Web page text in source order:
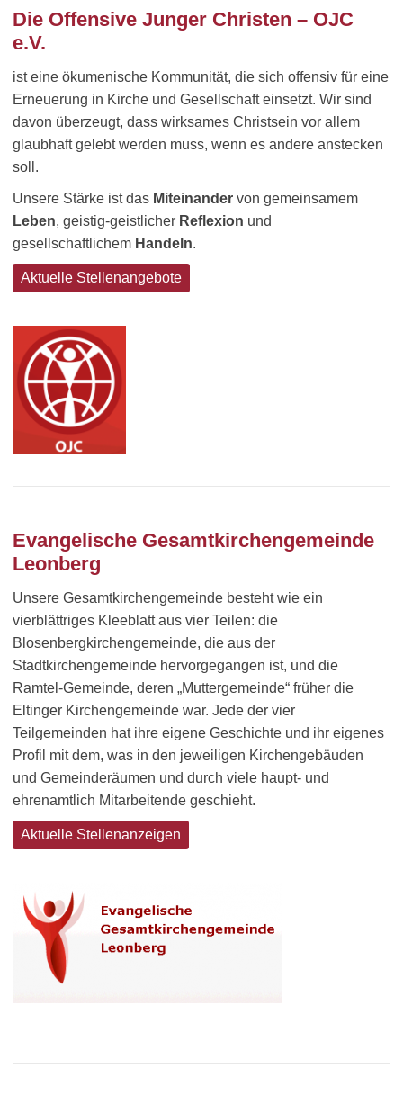
Die Offensive Junger Christen – OJC
e.V.
ist eine ökumenische Kommunität, die sich offensiv für eine
Erneuerung in Kirche und Gesellschaft einsetzt. Wir sind
davon überzeugt, dass wirksames Christsein vor allem
glaubhaft gelebt werden muss, wenn es andere anstecken
soll.
Unsere Stärke ist das Miteinander von gemeinsamem
Leben, geistig-geistlicher Reflexion und
gesellschaftlichem Handeln.
Aktuelle Stellenangebote
Evangelische Gesamtkirchengemeinde
Leonberg
Unsere Gesamtkirchengemeinde besteht wie ein
vierblättriges Kleeblatt aus vier Teilen: die
Blosenbergkirchengemeinde, die aus der
Stadtkirchengemeinde hervorgegangen ist, und die
Ramtel-Gemeinde, deren „Muttergemeinde“ früher die
Eltinger Kirchengemeinde war. Jede der vier
Teilgemeinden hat ihre eigene Geschichte und ihr eigenes
Profil mit dem, was in den jeweiligen Kirchengebäuden
und Gemeinderäumen und durch viele haupt- und
ehrenamtlich Mitarbeitende geschieht.
Aktuelle Stellenanzeigen